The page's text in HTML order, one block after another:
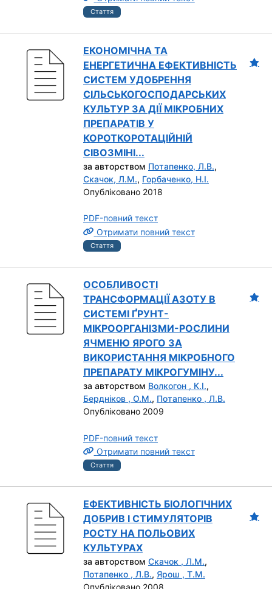
Стаття
ЕКОНОМІЧНА ТА
ЕНЕРГЕТИЧНА ЕФЕКТИВНІСТЬ
СИСТЕМ УДОБРЕННЯ
СІЛЬСЬКОГОСПОДАРСЬКИХ
КУЛЬТУР ЗА ДІЇ МІКРОБНИХ
ПРЕПАРАТІВ У
КОРОТКОРОТАЦІЙНІЙ
СІВОЗМІНІ...
за авторством Потапенко, Л.В.,
Скачок, Л.М., Горбаченко, Н.І.
Опубліковано 2018
PDF-повний текст
Отримати повний текст
Стаття
ОСОБЛИВОСТІ
ТРАНСФОРМАЦІЇ АЗОТУ В
СИСТЕМІ ҐРУНТ-
МІКРООРГАНІЗМИ-РОСЛИНИ
ЯЧМЕНЮ ЯРОГО ЗА
ВИКОРИСТАННЯ МІКРОБНОГО
ПРЕПАРАТУ МІКРОГУМІНУ...
за авторством Волкогон , К.І.,
Бердніков , О.М., Потапенко , Л.В.
Опубліковано 2009
PDF-повний текст
Отримати повний текст
Стаття
ЕФЕКТИВНІСТЬ БІОЛОГІЧНИХ
ДОБРИВ І СТИМУЛЯТОРІВ
РОСТУ НА ПОЛЬОВИХ
КУЛЬТУРАХ
за авторством Скачок , Л.М.,
Потапенко , Л.В., Ярош , Т.М.